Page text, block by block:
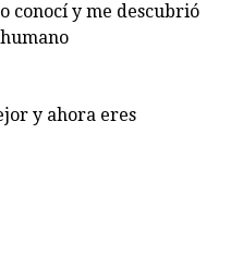
conocí y me descubrió
y ahora eres